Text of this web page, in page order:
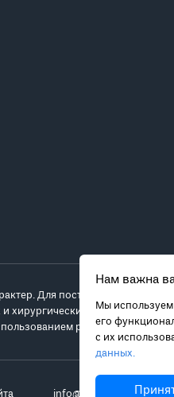
Нам важна
Мы
его
с их
данных.
Для постановки диагноза
вариантах
робота da Vinci.
info@robot-davinci.ru